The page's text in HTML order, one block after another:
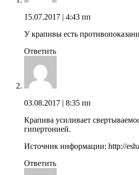
15.07.2017 | 4:43 пп
У крапивы есть
Ответить
03.08.2017 | 8:35 пп
Крапива усиливает
гипертонией.
Источник информации: http://
Ответить